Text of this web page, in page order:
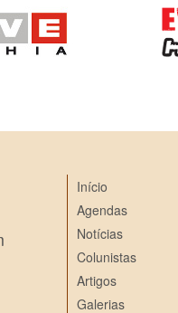
Início
Agendas
Notícias
Colunistas
Artigos
Galerias